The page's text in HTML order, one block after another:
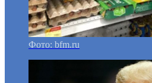
Фото: bfm.ru